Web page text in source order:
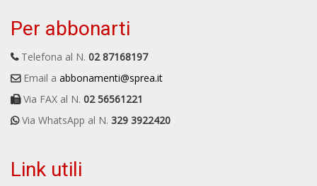
Per abbonarti
Telefona al N. 02 87168197
Email a abbonamenti@sprea.it
Via FAX al N. 02 56561221
Via WhatsApp al N. 329 3922420
Link utili